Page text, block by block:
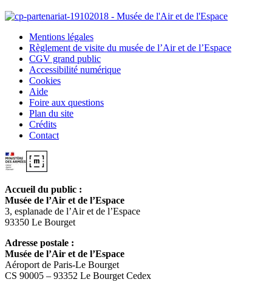
Mentions légales
Règlement de visite du musée de l’Air et de l’Espace
CGV grand public
Accessibilité numérique
Cookies
Aide
Foire aux questions
Plan du site
Crédits
Contact
Accueil du public :
Musée de l’Air et de l’Espace
3, esplanade de l’Air et de l’Espace
93350 Le Bourget
Adresse postale :
Musée de l’Air et de l’Espace
Aéroport de Paris-Le Bourget
CS 90005 – 93352 Le Bourget Cedex